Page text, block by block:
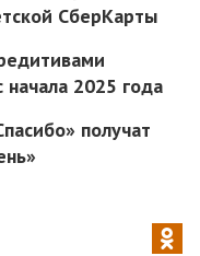
СберКарты
2025 года
получат